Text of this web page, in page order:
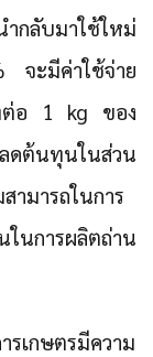
ำกลับมาใช้ใหม่
จะมีค่าใช้จ่าย
ต่อ 1 kg ของ
ดต้นทุนในส่วน
มารถในการ
นการผลิตถ่าน
รเกษตรมีความ